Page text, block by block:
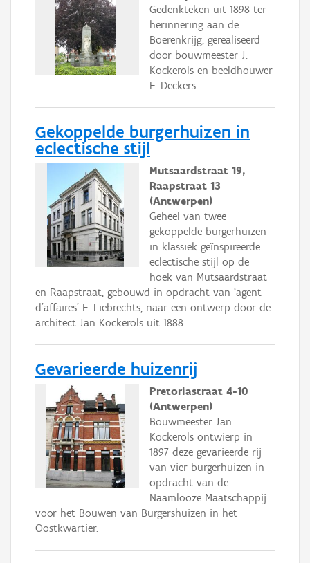
Gedenkteken uit 1898 ter
herinnering aan de
Boerenkrijg, gerealiseerd
door bouwmeester J.
Kockerols en beeldhouwer
F. Deckers.
Gekoppelde burgerhuizen in
eclectische stijl
Mutsaardstraat 19,
Raapstraat 13
(Antwerpen)
Geheel van twee
gekoppelde burgerhuizen
in klassiek geïnspireerde
eclectische stijl op de
hoek van Mutsaardstraat
en Raapstraat, gebouwd in opdracht van ‘agent
d’affaires’ E. Liebrechts, naar een ontwerp door de
architect Jan Kockerols uit 1888.
Gevarieerde huizenrij
Pretoriastraat 4-10
(Antwerpen)
Bouwmeester Jan
Kockerols ontwierp in
1897 deze gevarieerde rij
van vier burgerhuizen in
opdracht van de
Naamlooze Maatschappij
voor het Bouwen van Burgershuizen in het
Oostkwartier.